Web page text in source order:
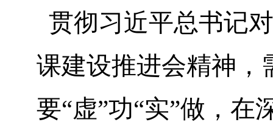
贯彻习近平总书记
课建设推进会精神，
要“虚”功“实”做，